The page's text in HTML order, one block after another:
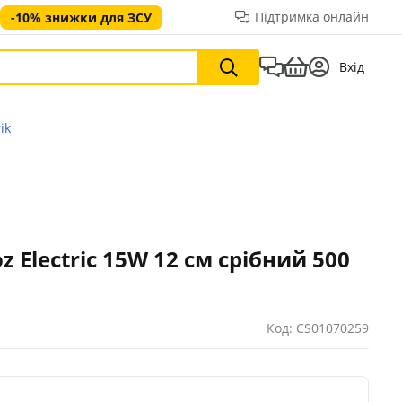
-10% знижки для ЗСУ Підтримка онлайн
Вхід
Electric 15W 12 см срібний 500
Код: CS01070259